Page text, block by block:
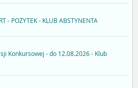
- POŻYTEK - KLUB ABSTYNENTA
Konkursowej - do 12.08.2026 - Klub